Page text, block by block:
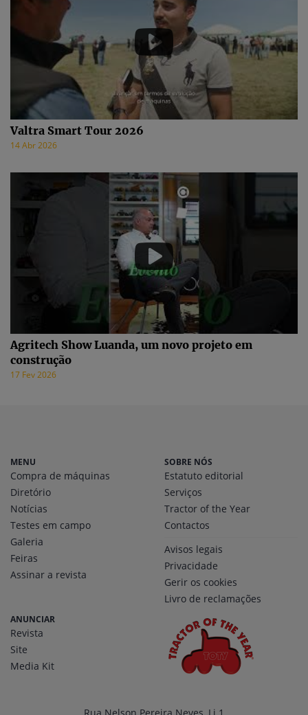
Valtra Smart Tour 2026
14 Abr 2026
Agritech Show Luanda, um novo projeto em
construção
17 Fev 2026
MENU
Compra de máquinas
Diretório
Notícias
Testes em campo
Galeria
Feiras
Assinar a revista
SOBRE NÓS
Estatuto editorial
Serviços
Tractor of the Year
Contactos
Avisos legais
Privacidade
Gerir os cookies
Livro de reclamações
ANUNCIAR
Revista
Site
Media Kit